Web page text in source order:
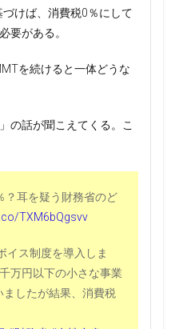
けば、消費税0％にして
要がある。
を続けると一体どうな
の話が聞こえてくる。こ
？耳を疑う財務省のど
TXM6bQgsvv
イス制度を導入しま
万円以下の小さな事業
したが結果、消費税